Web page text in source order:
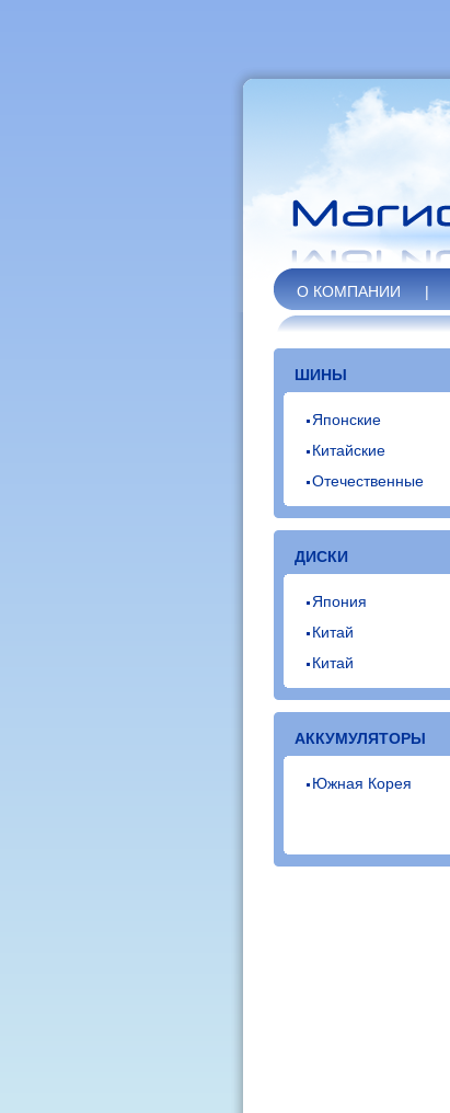
О КОМПАНИИ |
ШИНЫ
Японские
Китайские
Отечественные
ДИСКИ
Япония
Китай
Китай
АККУМУЛЯТОРЫ
Южная Корея